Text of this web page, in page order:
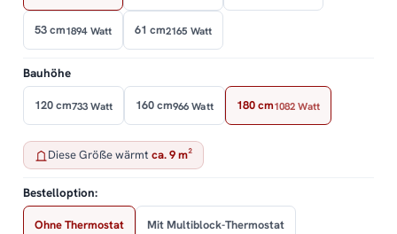
53 cm1894 Watt 61 cm2165 Watt
Bauhöhe
120 cm733 Watt 160 cm966 Watt 180 cm1082 Watt
Diese Größe wärmt ca. 9 m²
Bestelloption:
Ohne Thermostat Mit Multiblock-Thermostat